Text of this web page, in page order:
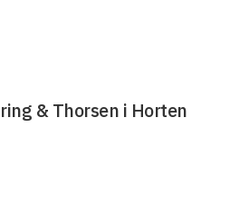
& Thorsen i Horten